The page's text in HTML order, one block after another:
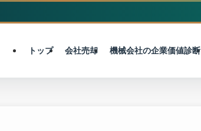
トップ 会社売却 機械会社の企業価値診断